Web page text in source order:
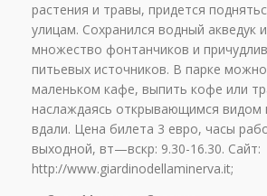
растения и травы, придется
улицам. Сохранился водный акведук
множество фонтанчиков и
питьевых источников. В парке
маленьком кафе, выпить кофе или
наслаждаясь открывающимся видом
вдали. Цена билета 3 евро, часы
выходной, вт—вскр: 9.30-16.30. Сайт:
http://www.giardinodellaminerva.it;